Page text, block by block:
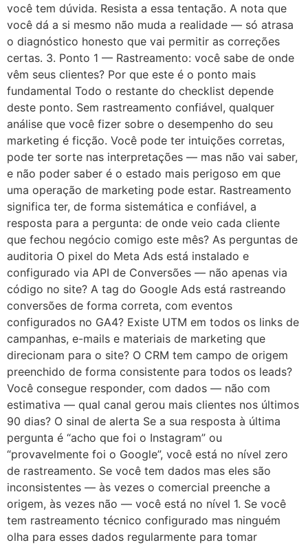
você tem dúvida. Resista a essa tentação. A nota que
você dá a si mesmo não muda a realidade — só atrasa
o diagnóstico honesto que vai permitir as correções
certas. 3. Ponto 1 — Rastreamento: você sabe de onde
vêm seus clientes? Por que este é o ponto mais
fundamental Todo o restante do checklist depende
deste ponto. Sem rastreamento confiável, qualquer
análise que você fizer sobre o desempenho do seu
marketing é ficção. Você pode ter intuições corretas,
pode ter sorte nas interpretações — mas não vai saber,
e não poder saber é o estado mais perigoso em que
uma operação de marketing pode estar. Rastreamento
significa ter, de forma sistemática e confiável, a
resposta para a pergunta: de onde veio cada cliente
que fechou negócio comigo este mês? As perguntas de
auditoria O pixel do Meta Ads está instalado e
configurado via API de Conversões — não apenas via
código no site? A tag do Google Ads está rastreando
conversões de forma correta, com eventos
configurados no GA4? Existe UTM em todos os links de
campanhas, e-mails e materiais de marketing que
direcionam para o site? O CRM tem campo de origem
preenchido de forma consistente para todos os leads?
Você consegue responder, com dados — não com
estimativa — qual canal gerou mais clientes nos últimos
90 dias? O sinal de alerta Se a sua resposta à última
pergunta é “acho que foi o Instagram” ou
“provavelmente foi o Google”, você está no nível zero
de rastreamento. Se você tem dados mas eles são
inconsistentes — às vezes o comercial preenche a
origem, às vezes não — você está no nível 1. Se você
tem rastreamento técnico configurado mas ninguém
olha para esses dados regularmente para tomar